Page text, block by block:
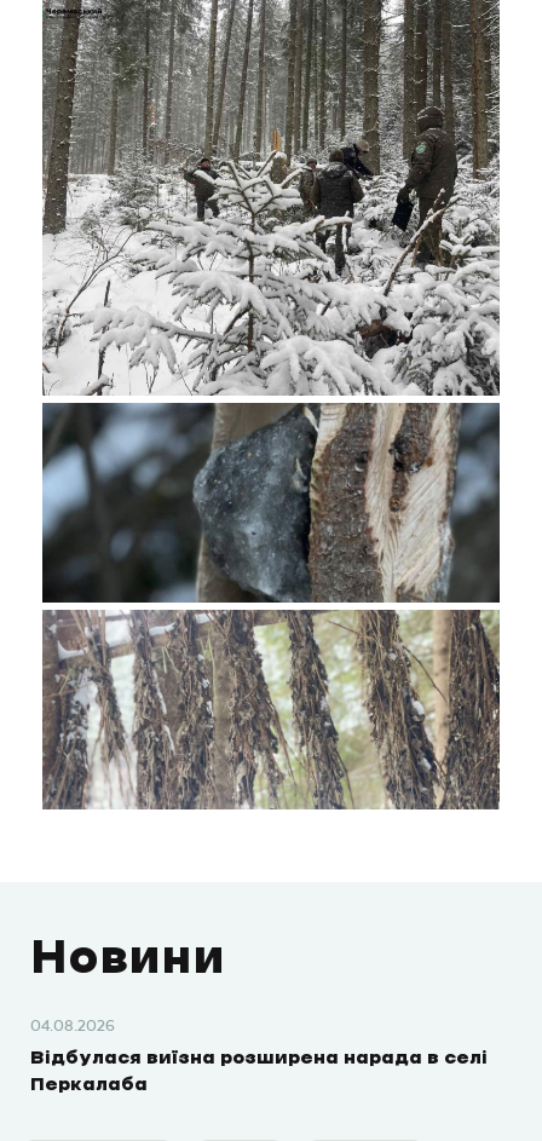
Новини
04.08.2026
Відбулася виїзна розширена нарада в селі
Перкалаба